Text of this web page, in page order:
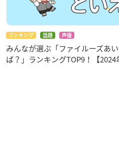
【スタッフ】
監督：佐藤照雄
シリーズ構成：隅沢克之
メインキャラクターデザイン：
美子
ランキング 話題 声優
みんなが選ぶ「ファイルーズあ
ば？」ランキングTOP9！【2024